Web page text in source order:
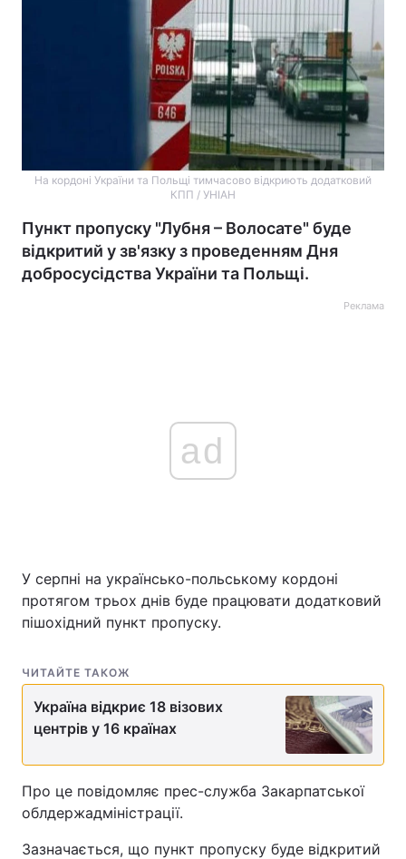
На кордоні України та Польщі тимчасово відкриють додатковий
КПП / УНІАН
Пункт пропуску "Лубня – Волосате" буде
відкритий у зв'язку з проведенням Дня
добросусідства України та Польщі.
Реклама
ad
У серпні на українсько-польському кордоні
протягом трьох днів буде працювати додатковий
пішохідний пункт пропуску.
ЧИТАЙТЕ ТАКОЖ
Україна відкриє 18 візових
центрів у 16 країнах
Про це повідомляє прес-служба Закарпатської
облдержадміністрації.
Зазначається, що пункт пропуску буде відкритий